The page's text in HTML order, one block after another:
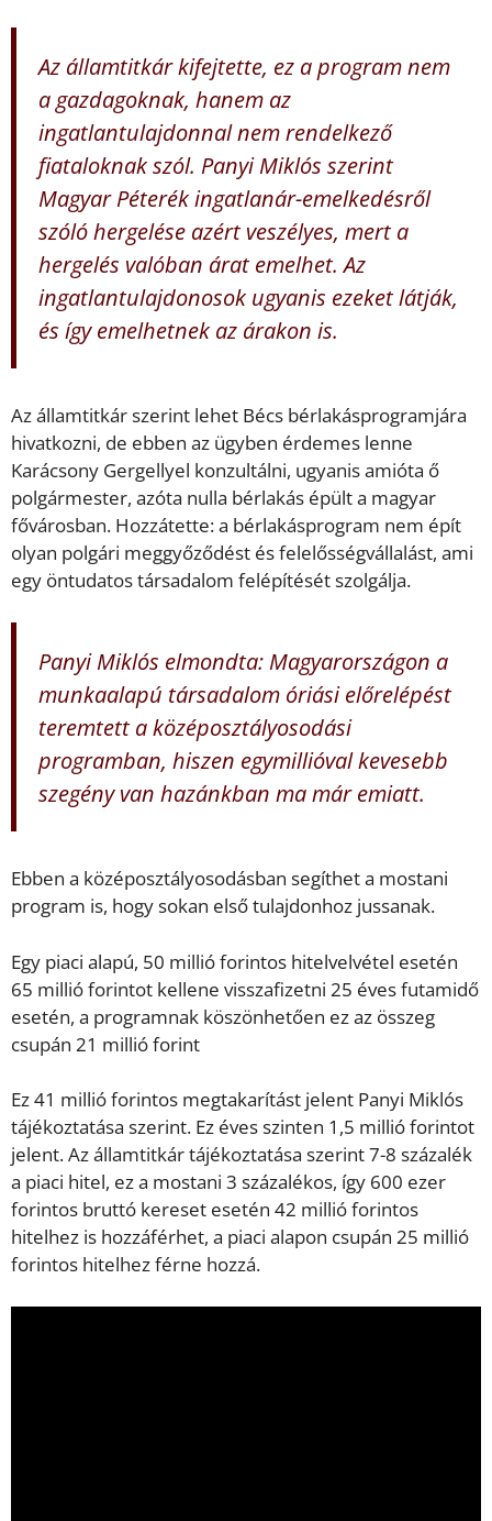
Az államtitkár kifejtette, ez a program nem
a gazdagoknak, hanem az
ingatlantulajdonnal nem rendelkező
fiataloknak szól. Panyi Miklós szerint
Magyar Péterék ingatlanár-emelkedésről
szóló hergelése azért veszélyes, mert a
hergelés valóban árat emelhet. Az
ingatlantulajdonosok ugyanis ezeket látják,
és így emelhetnek az árakon is.
Az államtitkár szerint lehet Bécs bérlakásprogramjára
hivatkozni, de ebben az ügyben érdemes lenne
Karácsony Gergellyel konzultálni, ugyanis amióta ő
polgármester, azóta nulla bérlakás épült a magyar
fővárosban. Hozzátette: a bérlakásprogram nem épít
olyan polgári meggyőződést és felelősségvállalást, ami
egy öntudatos társadalom felépítését szolgálja.
Panyi Miklós elmondta: Magyarországon a
munkaalapú társadalom óriási előrelépést
teremtett a középosztályosodási
programban, hiszen egymillióval kevesebb
szegény van hazánkban ma már emiatt.
Ebben a középosztályosodásban segíthet a mostani
program is, hogy sokan első tulajdonhoz jussanak.
Egy piaci alapú, 50 millió forintos hitelvelvétel esetén
65 millió forintot kellene visszafizetni 25 éves futamidő
esetén, a programnak köszönhetően ez az összeg
csupán 21 millió forint
Ez 41 millió forintos megtakarítást jelent Panyi Miklós
tájékoztatása szerint. Ez éves szinten 1,5 millió forintot
jelent. Az államtitkár tájékoztatása szerint 7-8 százalék
a piaci hitel, ez a mostani 3 százalékos, így 600 ezer
forintos bruttó kereset esetén 42 millió forintos
hitelhez is hozzáférhet, a piaci alapon csupán 25 millió
forintos hitelhez férne hozzá.